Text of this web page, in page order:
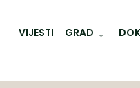
VIJESTI GRAD